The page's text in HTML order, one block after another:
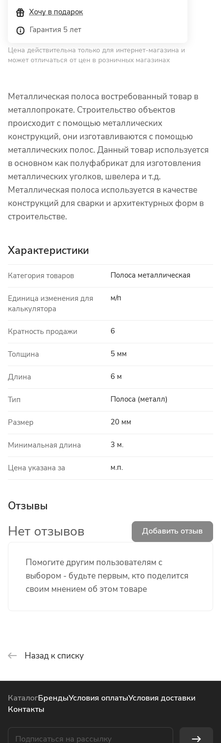
Хочу в подарок
Гарантия 5 лет
Цена действительна только для интернет-магазина и
может отличаться от цен в розничных магазинах
Металлическая полоса востребованный товар в
металлопрокате. Строительство объектов
происходит с помощью металлических
конструкций, они изготавливаются с помощью
металлических полос. Данный товар используется
в основном как полуфабрикат для изготовления
металлических уголков, швелера и т.д.
Металлическая полоса используется в качестве
конструкций для сварки и архитектурных форм в
строительстве.
Характеристики
Категория товаров Полоса металлическая
Единица изменения для
калькулятора
м/п
Кратность продажи 6
Толщина 5 мм
Длина 6 м
Тип Полоса (металл)
Размер 20 мм
Минимальная длина 3 м.
Цена указана за м.п.
Отзывы
Помогите другим пользователям с
выбором - будьте первым, кто поделится
своим мнением об этом товаре
Нет отзывов Добавить отзыв
Назад к списку
КаталогБрендыУсловия оплатыУсловия доставки
Контакты